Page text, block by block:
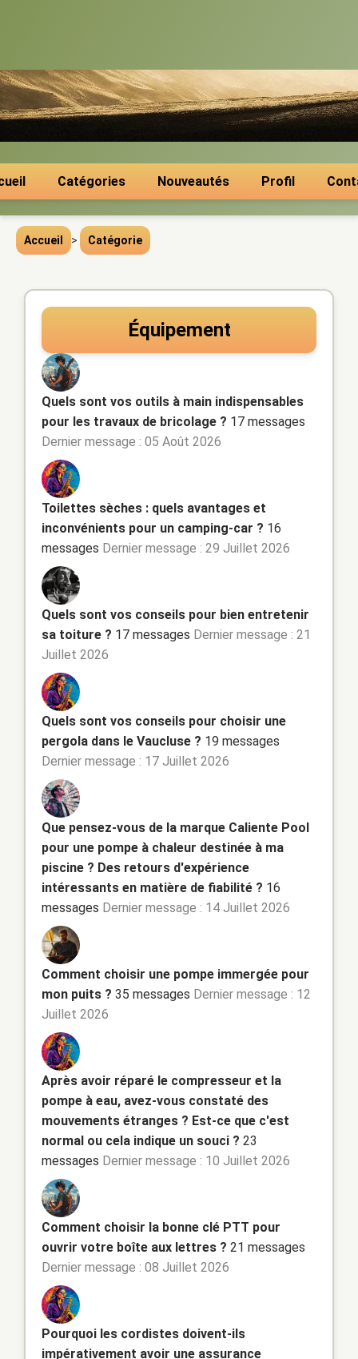
Catégories Nouveautés Profil
Accueil > Catégorie
Équipement
Quels sont vos outils à main indispensables
pour les travaux de bricolage ? 17 messages
Dernier message : 05 Août 2026
Toilettes sèches : quels avantages et
inconvénients pour un camping-car ? 16
messages Dernier message : 29 Juillet 2026
Quels sont vos conseils pour bien entretenir
sa toiture ? 17 messages Dernier message : 21
Juillet 2026
Quels sont vos conseils pour choisir une
pergola dans le Vaucluse ? 19 messages
Dernier message : 17 Juillet 2026
Que pensez-vous de la marque Caliente Pool
pour une pompe à chaleur destinée à ma
piscine ? Des retours d'expérience
intéressants en matière de fiabilité ? 16
messages Dernier message : 14 Juillet 2026
Comment choisir une pompe immergée pour
mon puits ? 35 messages Dernier message : 12
Juillet 2026
Après avoir réparé le compresseur et la
pompe à eau, avez-vous constaté des
mouvements étranges ? Est-ce que c'est
normal ou cela indique un souci ? 23
messages Dernier message : 10 Juillet 2026
Comment choisir la bonne clé PTT pour
ouvrir votre boîte aux lettres ? 21 messages
Dernier message : 08 Juillet 2026
Pourquoi les cordistes doivent-ils
impérativement avoir une assurance